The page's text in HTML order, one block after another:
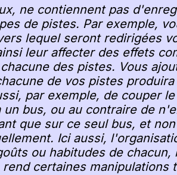
ne contiennent pas
de pistes. Par exemple,
lequel seront redirigées
leur affecter des effets
des pistes. Vous
de vos pistes
par exemple, de couper
un bus, ou au contraire de
que sur ce seul bus, et
Ici aussi,
ou habitudes de
rend certaines manipulations